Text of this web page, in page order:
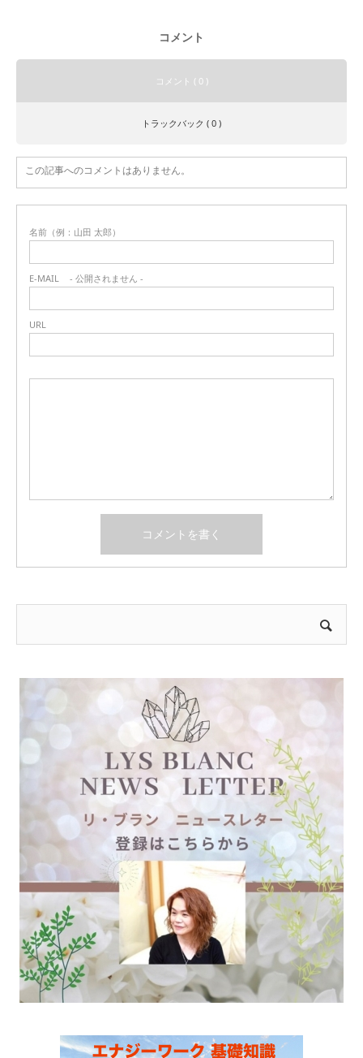
コメント
コメント ( 0 )
トラックバック ( 0 )
この記事へのコメントはありません。
名前（例：山田 太郎）
E-MAIL - 公開されません -
URL